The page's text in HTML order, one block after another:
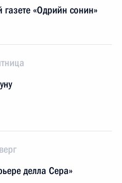
«Одрийн сонин»
делла Сера»